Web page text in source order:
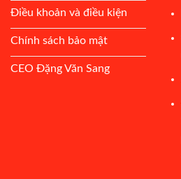
Điều khoản và điều kiện
Chính sách bảo mật
CEO Đặng Văn Sang